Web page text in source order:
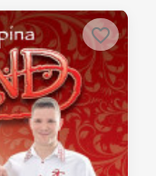
favorite_border